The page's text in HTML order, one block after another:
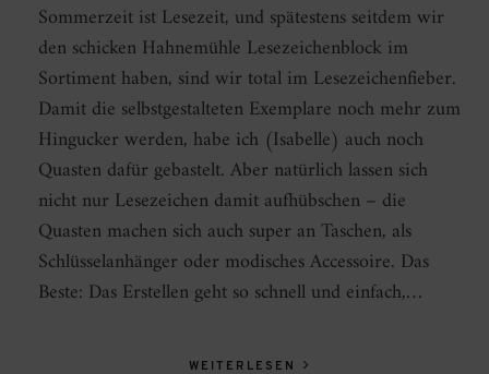
Sommerzeit ist Lesezeit, und spätestens seitdem wir
den schicken Hahnemühle Lesezeichenblock im
Sortiment haben, sind wir total im Lesezeichenfieber.
Damit die selbstgestalteten Exemplare noch mehr zum
Hingucker werden, habe ich (Isabelle) auch noch
Quasten dafür gebastelt. Aber natürlich lassen sich
nicht nur Lesezeichen damit aufhübschen – die
Quasten machen sich auch super an Taschen, als
Schlüsselanhänger oder modisches Accessoire. Das
Beste: Das Erstellen geht so schnell und einfach,…
WEITERLESEN